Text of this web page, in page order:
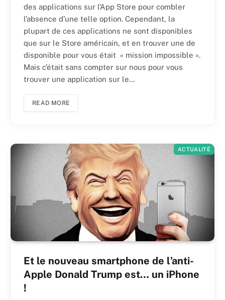
des applications sur l’App Store pour combler
l’absence d’une telle option. Cependant, la
plupart de ces applications ne sont disponibles
que sur le Store américain, et en trouver une de
disponible pour vous était « mission impossible ».
Mais c’était sans compter sur nous pour vous
trouver une application sur le…
READ MORE
ACTUALITÉ
Et le nouveau smartphone de l’anti-
Apple Donald Trump est… un iPhone
!